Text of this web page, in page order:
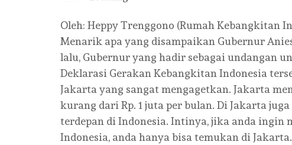
Oleh: Heppy Trenggono (Rumah Kebangkitan
Menarik apa yang disampaikan Gubernur
lalu, Gubernur yang hadir sebagai undangan
Deklarasi Gerakan Kebangkitan Indonesia
Jakarta yang sangat mengagetkan. Jakarta
kurang dari Rp. 1 juta per bulan. Di Jakarta
terdepan di Indonesia. Intinya, jika anda
Indonesia, anda hanya bisa temukan di Jakarta.